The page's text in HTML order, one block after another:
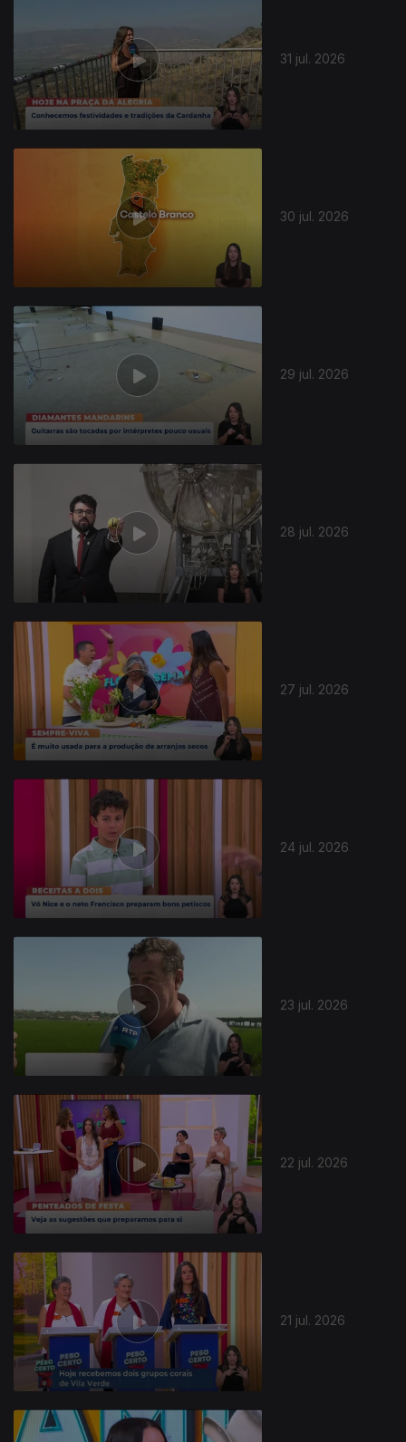
31 jul. 2026
30 jul. 2026
29 jul. 2026
28 jul. 2026
27 jul. 2026
24 jul. 2026
23 jul. 2026
22 jul. 2026
21 jul. 2026
943756